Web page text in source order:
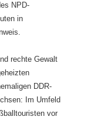
NPD-
in
rechte Gewalt
DDR-
Im Umfeld
vor